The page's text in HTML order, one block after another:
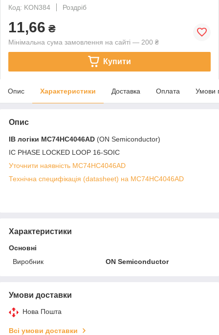
Код: KON384
Роздріб
11,66 ₴
Мінімальна сума замовлення на сайті — 200 ₴
Купити
Опис Характеристики Доставка Оплата Умови
Опис
ІВ логіки MC74HC4046AD (ON Semiconductor)
IC PHASE LOCKED LOOP 16-SOIC
Уточнити наявність MC74HC4046AD
Технічна специфікація (datasheet) на MC74HC4046AD
Характеристики
Основні
Виробник
ON Semiconductor
Умови доставки
Нова Пошта
Всі умови доставки